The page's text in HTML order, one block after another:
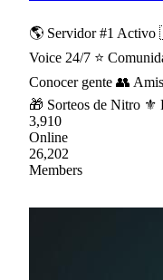
🌎 Servidor #1
Voice 24/7 ⭐
Conocer gente 👥
🎁 Sorteos de Nitro ⚜
3,910
Online
26,202
Members